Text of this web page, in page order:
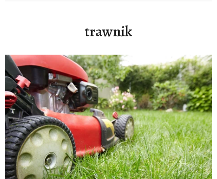
trawnik